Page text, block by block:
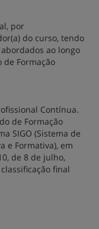
por
do curso, tendo
ao longo
Formação
Contínua.
de Formação
SIGO (Sistema de
e Formativa), em
de 8 de julho,
final